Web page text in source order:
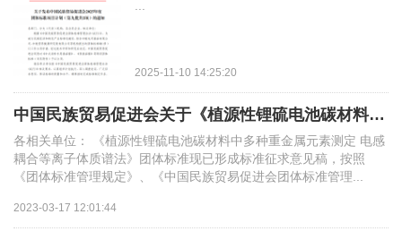
人才招聘
联系我们
合作平台
标准制定
行业资讯
访谈记录
活动和赛事
一乡一品国际博览会
智慧平台 2025-11-10 14:25:20
中国民族贸易促进会关于《植源性锂硫电池碳材料中多种重金属元素测定 电感
各相关单位： 《植源性锂硫电池碳材料中多种重金属元素测定 电感
耦合等离子体质谱法》团体标准现已形成标准征求意见稿，按照
《团体标准管理规定》、《中国民族贸易促进会团体标准管理...
2023-03-17 12:01:44